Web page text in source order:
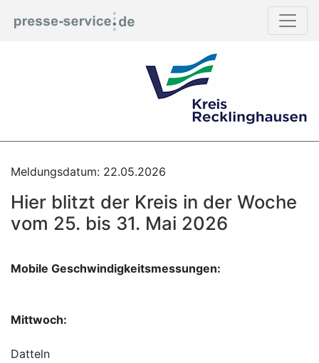
Meldungsdatum: 22.05.2026
Hier blitzt der Kreis in der Woche
vom 25. bis 31. Mai 2026
Mobile Geschwindigkeitsmessungen:
Mittwoch:
Datteln